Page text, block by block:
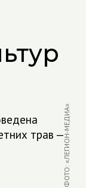
трав —ФОТО: «ЛЕГИОН-МЕДИА»